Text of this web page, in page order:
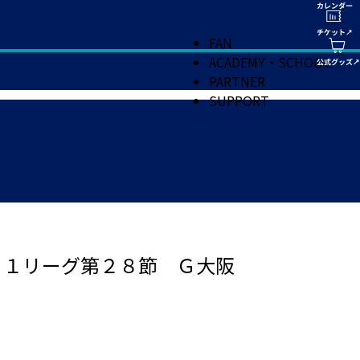
FAN
ACADEMY・SCHOOL
PARTNER
SUPPORT
１リーグ第２８節 Ｇ大阪